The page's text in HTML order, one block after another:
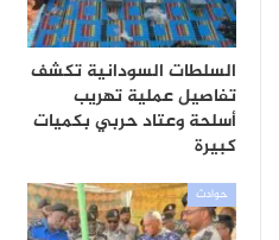
السلطات السودانية تكشف
تفاصيل عملية تهريب
أسلحة وعتاد حربي بكميات
كبيرة
حوادث